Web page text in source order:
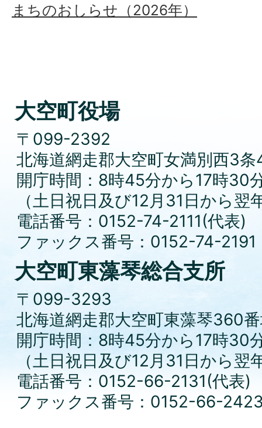
まちのおしらせ（2026年）
大空町役場
〒099-2392
北海道網走郡大空町女満別西3条
開庁時間：8時45分から17時30
（土日祝日及び12月31日から
電話番号：0152-74-2111(代表)
ファックス番号：0152-74-2191
大空町東藻琴総合支所
〒099-3293
北海道網走郡大空町東藻琴360
開庁時間：8時45分から17時30
（土日祝日及び12月31日から
電話番号：0152-66-2131(代表)
ファックス番号：0152-66-